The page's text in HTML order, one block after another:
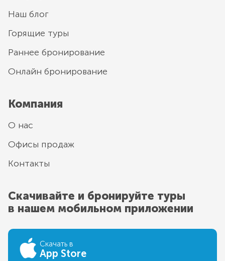
Наш блог
Горящие туры
Раннее бронирование
Онлайн бронирование
Компания
О нас
Офисы продаж
Контакты
Скачивайте и бронируйте туры
в нашем мобильном приложении
Скачать в
App Store